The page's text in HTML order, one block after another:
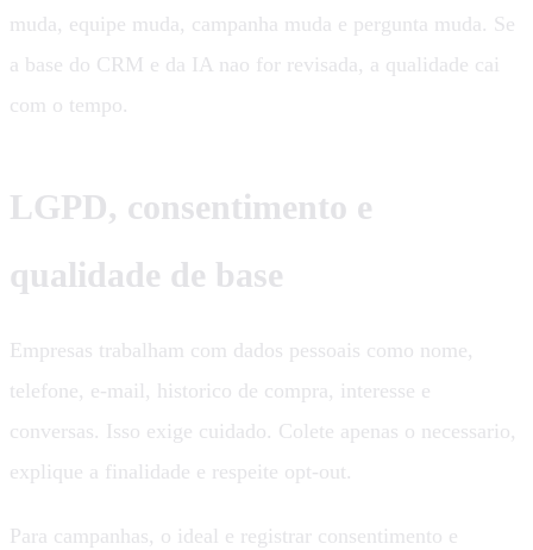
muda, equipe muda, campanha muda e pergunta muda. Se
a base do CRM e da IA nao for revisada, a qualidade cai
com o tempo.
LGPD, consentimento e
qualidade de base
Empresas trabalham com dados pessoais como nome,
telefone, e-mail, historico de compra, interesse e
conversas. Isso exige cuidado. Colete apenas o necessario,
explique a finalidade e respeite opt-out.
Para campanhas, o ideal e registrar consentimento e